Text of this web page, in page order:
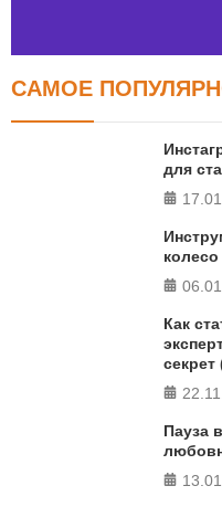
в 5
САМОЕ
для
Как
секрет
Пауза